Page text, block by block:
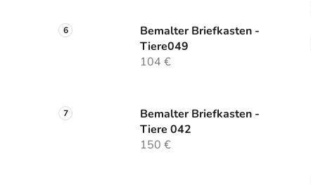
Bemalter Briefkasten -
Tiere049
104 €
Bemalter Briefkasten -
Tiere 042
150 €